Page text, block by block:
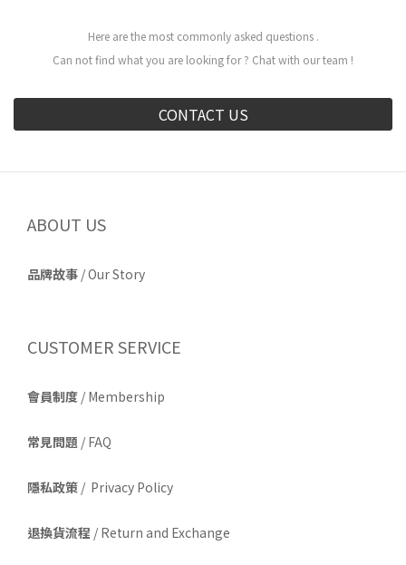
Here are the most commonly asked questions .
Can not find what you are looking for ? Chat with our team !
CONTACT US
ABOUT US
品牌故事 /Our Story
CUSTOMER SERVICE
會員制度 / Membership
常見問題 / FAQ
隱私政策 / Privacy Policy
退換貨流程 / Return and Exchange